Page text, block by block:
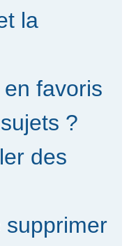
la
favoris
?
des
supprimer